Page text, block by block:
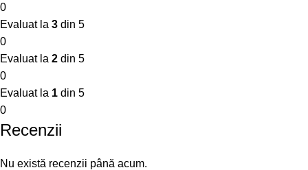
0
Evaluat la 3 din 5
0
Evaluat la 2 din 5
0
Evaluat la 1 din 5
0
Recenzii
Nu există recenzii până acum.